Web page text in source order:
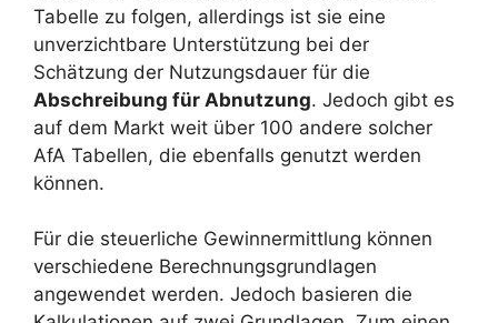
Tabelle zu folgen, allerdings ist sie eine
unverzichtbare Unterstützung bei der
Schätzung der Nutzungsdauer für die
Abschreibung für Abnutzung. Jedoch gibt es
auf dem Markt weit über 100 andere solcher
AfA Tabellen, die ebenfalls genutzt werden
können.
Für die steuerliche Gewinnermittlung können
verschiedene Berechnungsgrundlagen
angewendet werden. Jedoch basieren die